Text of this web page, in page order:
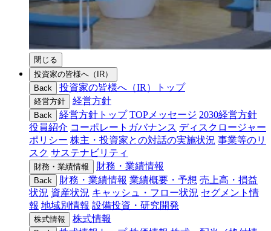
閉じる
投資家の皆様へ（IR）
Back
投資家の皆様へ（IR）トップ
経営方針 経営方針
Back 経営方針トップ TOPメッセージ 2030経営方針
役員紹介 コーポレートガバナンス ディスクロージャー
ポリシー 株主・投資家との対話の実施状況 事業等のリ
スク サステナビリティ
財務・業績情報 財務・業績情報
Back 財務・業績情報 業績概要・予想 売上高・損益
状況 資産状況 キャッシュ・フロー状況 セグメント情
報 地域別情報 設備投資・研究開発
株式情報 株式情報